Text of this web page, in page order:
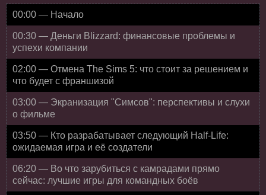
00:00 — Начало
00:30 — Деньги Blizzard: финансовые проблемы и
успехи компании
02:00 — Отмена The Sims 5: что стоит за решением и
что будет с франшизой
03:00 — Экранизация "Симсов": перспективы и слухи
о фильме
03:50 — Кто разрабатывает следующий Half-Life:
ожидаемая игра и её создатели
06:20 — Во что зарубиться с камрадами прямо
сейчас: лучшие игры для командных боёв